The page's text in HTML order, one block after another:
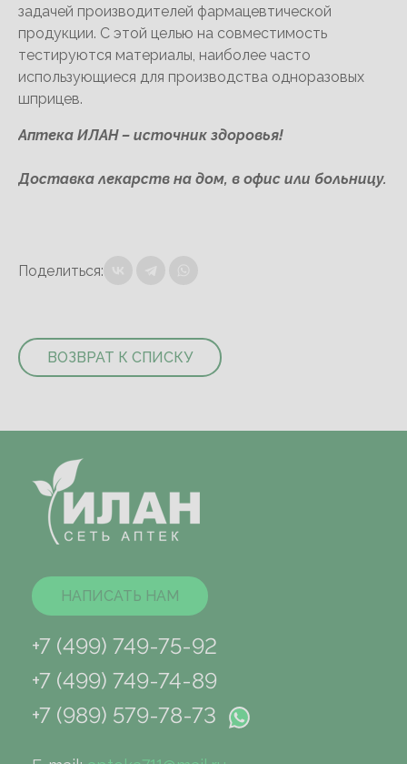
задачей производителей фармацевтической
продукции. С этой целью на совместимость
тестируются материалы, наиболее часто
использующиеся для производства одноразовых
шприцев.
Аптека ИЛАН – источник здоровья!
Доставка лекарств на дом, в офис или больницу.
Поделиться:
ВОЗВРАТ К СПИСКУ
НАПИСАТЬ НАМ
+7 (499) 749-75-92
+7 (499) 749-74-89
+7 (989) 579-78-73